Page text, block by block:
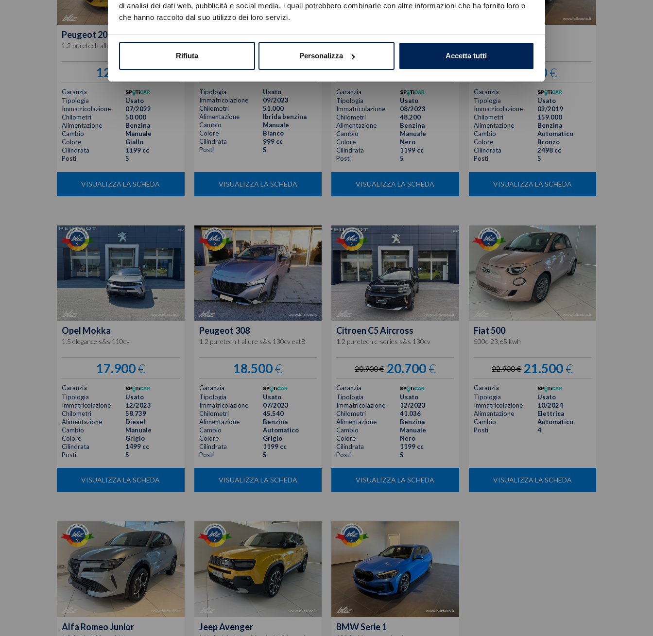
di analisi dei dati web, pubblicità e social media, i quali potrebbero combinarle con altre informazioni che ha fornito loro o
che hanno raccolto dal suo utilizzo dei loro servizi.
Rifiuta Personalizza Accetta tutti
Peugeot 208
1.2 puretech allure pack s&s 100cv
12.900€
Garanzia
Tipologia
Usato
Immatricolazione
07/2022
Chilometri
50.000
Alimentazione
Benzina
Cambio
Manuale
Colore
Giallo
Cilindrata
1199 cc
Posti
5
VISUALIZZA LA SCHEDA
FordFiesta
5p 1.0 ecoboost h st-line x 125cv
14.900€
Tipologia
Usato
Immatricolazione
09/2023
Chilometri
51.000
Alimentazione
Ibrida benzina
Cambio
Manuale
Colore
Bianco
Cilindrata
999 cc
Posti
5
VISUALIZZA LA SCHEDA
Peugeot208
1.2 puretech gt s&s 100cv
15.900€
Garanzia
Tipologia
Usato
Immatricolazione
08/2023
Chilometri
48.200
Alimentazione
Benzina
Cambio
Manuale
Colore
Nero
Cilindrata
1199 cc
Posti
5
VISUALIZZA LA SCHEDA
SubaruOutback
2.5i premium lineartronic
17.400€
Garanzia
Tipologia
Usato
Immatricolazione
02/2019
Chilometri
159.000
Alimentazione
Benzina
Cambio
Automatico
Colore
Bronzo
Cilindrata
2498 cc
Posti
5
VISUALIZZA LA SCHEDA
Opel Mokka
1.5 elegance s&s 110cv
17.900€
Garanzia
Tipologia
Usato
Immatricolazione
12/2023
Chilometri
58.739
Alimentazione
Diesel
Cambio
Manuale
Colore
Grigio
Cilindrata
1499 cc
Posti
5
VISUALIZZA LA SCHEDA
Peugeot 308
1.2 puretech t allure s&s 130cv eat8
18.500€
Garanzia
Tipologia
Usato
Immatricolazione
07/2023
Chilometri
45.540
Alimentazione
Benzina
Cambio
Automatico
Colore
Grigio
Cilindrata
1199 cc
Posti
5
VISUALIZZA LA SCHEDA
Citroen C5 Aircross
1.2 puretech c-series s&s 130cv
20.900 € 20.700€
Garanzia
Tipologia
Usato
Immatricolazione
12/2023
Chilometri
41.036
Alimentazione
Benzina
Cambio
Manuale
Colore
Nero
Cilindrata
1199 cc
Posti
5
VISUALIZZA LA SCHEDA
Fiat500
500e 23,65 kwh
22.900 € 21.500€
Garanzia
Tipologia
Usato
Immatricolazione
10/2024
Alimentazione
Elettrica
Cambio
Automatico
Posti
4
VISUALIZZA LA SCHEDA
Alfa RomeoJunior JeepAvenger BMWSerie 1
Caricamento veicoli non riuscito